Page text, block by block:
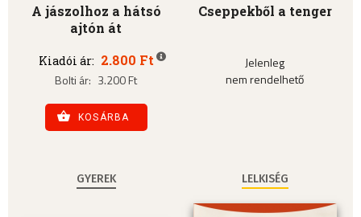
A jászolhoz a hátsó
ajtón át
Kiadói ár: 2.800 Ft
Bolti ár: 3.200 Ft
KOSÁRBA
Cseppekből a tenger
Jelenleg
nem rendelhető
GYEREK LELKISÉG